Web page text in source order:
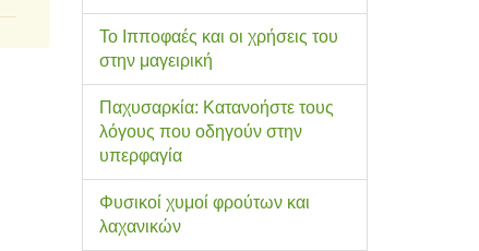
Το Ιπποφαές και οι χρήσεις του
στην μαγειρική
Παχυσαρκία: Κατανοήστε τους
λόγους που οδηγούν στην
υπερφαγία
Φυσικοί χυμοί φρούτων και
λαχανικών